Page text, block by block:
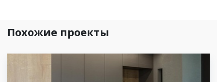
Похожие проекты